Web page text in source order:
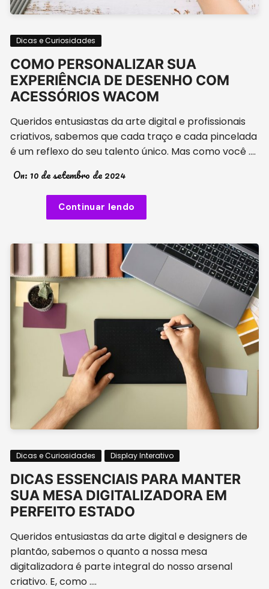
Dicas e Curiosidades
COMO PERSONALIZAR SUA
EXPERIÊNCIA DE DESENHO COM
ACESSÓRIOS WACOM
Queridos entusiastas da arte digital e profissionais
criativos, sabemos que cada traço e cada pincelada
é um reflexo do seu talento único. Mas como você ….
On: 10 de setembro de 2024
Continuar lendo
Dicas e Curiosidades Display Interativo
DICAS ESSENCIAIS PARA MANTER
SUA MESA DIGITALIZADORA EM
PERFEITO ESTADO
Queridos entusiastas da arte digital e designers de
plantão, sabemos o quanto a nossa mesa
digitalizadora é parte integral do nosso arsenal
criativo. E, como ….